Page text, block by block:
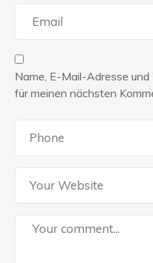
Name, E-Mail-Adresse
für meinen nächsten